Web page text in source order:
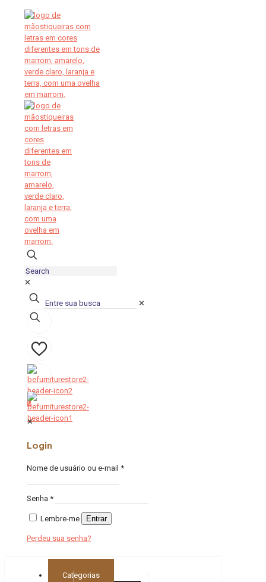
✕
✕
0
0
✕
Login
Nome de usuário ou e-mail *
Senha *
Lembre-me Entrar
Perdeu sua senha?
Categorias